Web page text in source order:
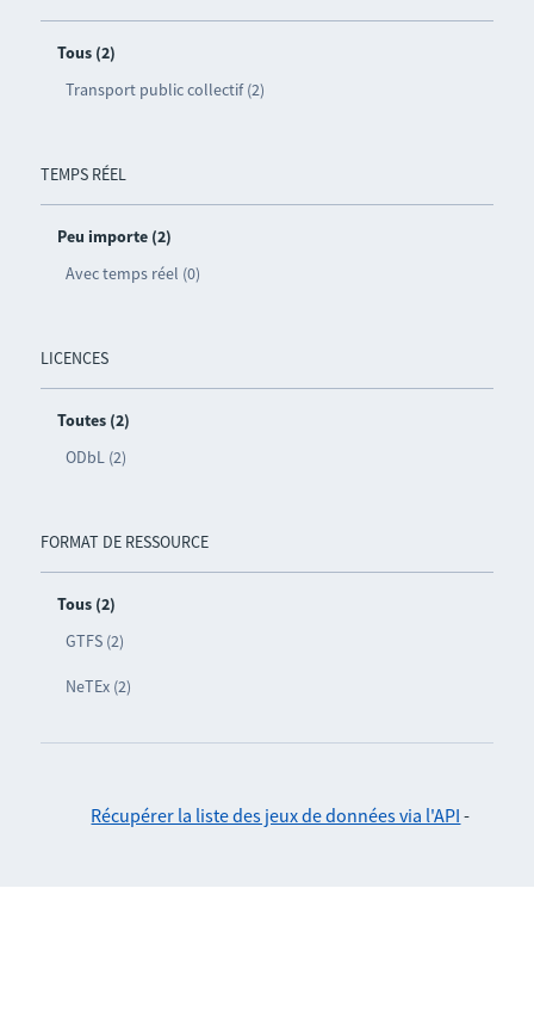
Tous (2)
Transport public collectif (2)
TEMPS RÉEL
Peu importe (2)
Avec temps réel (0)
LICENCES
Toutes (2)
ODbL (2)
FORMAT DE RESSOURCE
Tous (2)
GTFS (2)
NeTEx (2)
Récupérer la liste des jeux de données via l'API -